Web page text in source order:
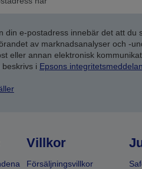
din e-postadress innebär det att du
av marknadsanalyser och -
eller annan elektronisk
i Epsons
Villkor
Försäljningsvillkor